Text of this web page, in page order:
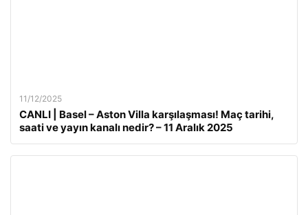
11/12/2025
CANLI | Basel – Aston Villa karşılaşması! Maç tarihi,
saati ve yayın kanalı nedir? – 11 Aralık 2025